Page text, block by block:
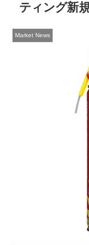
ティング新
Market News